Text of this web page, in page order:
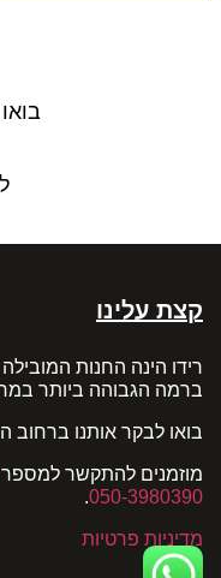
קצת עלינו
רידו הינה החנות
ברמה הגבוהה ביותר
בואו לבקר אותנו ברחוב
מוזמנים להתקשר למספר
050-3980390
.
מדיניות פרטיות